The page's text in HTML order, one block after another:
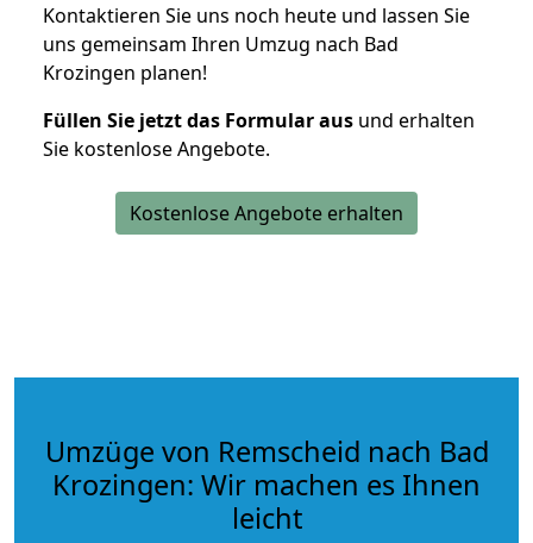
Kontaktieren Sie uns noch heute und lassen Sie
uns gemeinsam Ihren Umzug nach Bad
Krozingen planen!
Füllen Sie jetzt das Formular aus und erhalten
Sie kostenlose Angebote.
Kostenlose Angebote erhalten
Umzüge von Remscheid nach Bad
Krozingen: Wir machen es Ihnen
leicht